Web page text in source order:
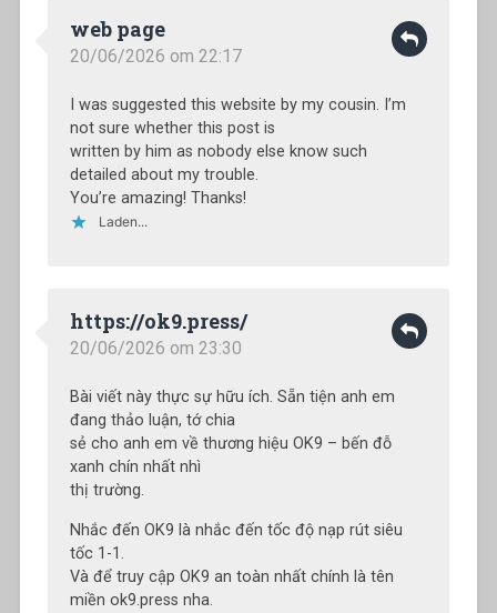
web page
20/06/2026 om 22:17
I was suggested this website by my cousin. I’m
not sure whether this post is
written by him as nobody else know such
detailed about my trouble.
You’re amazing! Thanks!
Laden...
https://ok9.press/
20/06/2026 om 23:30
Bài viết này thực sự hữu ích. Sẵn tiện anh em
đang thảo luận, tớ chia
sẻ cho anh em về thương hiệu OK9 – bến đỗ
xanh chín nhất nhì
thị trường.
Nhắc đến OK9 là nhắc đến tốc độ nạp rút siêu
tốc 1-1.
Và để truy cập OK9 an toàn nhất chính là tên
miền ok9.press nha.